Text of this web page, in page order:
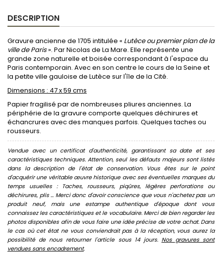
DESCRIPTION
Gravure ancienne de 1705 intitulée « Lutèce ou premier plan de la
ville de Paris». Par Nicolas de La Mare. Elle représente une
grande zone naturelle et boisée correspondant à l'espace du
Paris contemporain. Avec en son centre le cours de la Seine et
la petite ville gauloise de Lutèce sur l'île de la Cité.
Dimensions : 47 x 59 cms
Papier fragilisé par de nombreuses pliures anciennes. La
périphérie de la gravure comporte quelques déchirures et
échancrures avec des manques parfois. Quelques taches ou
rousseurs.
Vendue avec un certificat d'authenticité, garantissant sa date et ses
caractéristiques techniques. Attention, seul les défauts majeurs sont listés
dans la description de l'état de conservation. Vous êtes sur le point
d'acquérir une véritable œuvre historique avec ses éventuelles marques du
temps usuelles : Taches, rousseurs, piqûres, légères perforations ou
déchirures, plis ... Merci donc d'avoir conscience que vous n'achetez pas un
produit neuf, mais une estampe authentique d'époque dont vous
connaissez les caractéristiques et le vocabulaire. Merci de bien regarder les
photos disponibles afin de vous faire une idée précise de votre achat. Dans
le cas où cet état ne vous conviendrait pas à la réception, vous aurez la
possibilité de nous retourner l'article sous 14 jours. Nos gravures sont
vendues sans encadrement.